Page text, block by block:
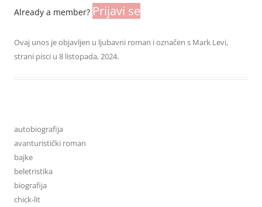
Already a member? Prijavi se
Ovaj unos je objavljen u ljubavni roman i označen s Mark Levi,
strani pisci u 8 listopada, 2024.
autobiografija
avanturistički roman
bajke
beletristika
biografija
chick-lit